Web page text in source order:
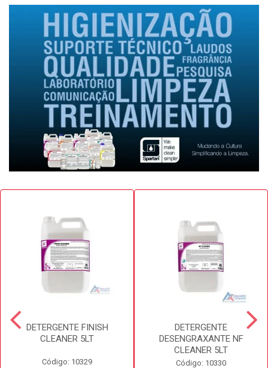
DETERGENTE FINISH
CLEANER 5LT
Código: 10329
DETERGENTE
DESENGRAXANTE NF
CLEANER 5LT
Código: 10330